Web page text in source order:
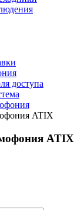
доступа
ATIX
ATIX